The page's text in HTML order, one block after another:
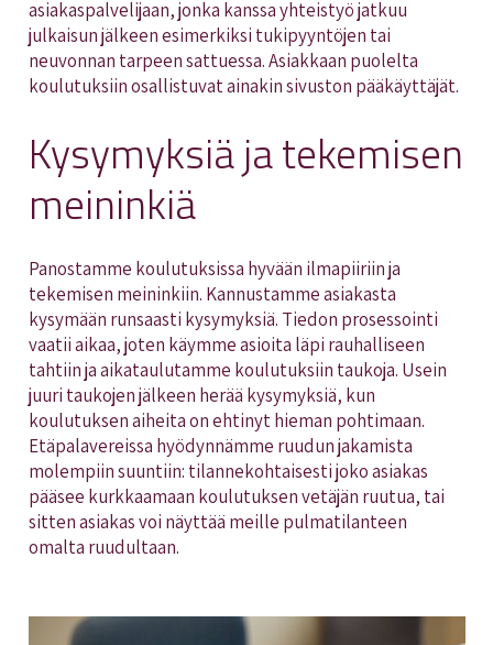
asiakaspalvelijaan, jonka kanssa yhteistyö jatkuu
julkaisun jälkeen esimerkiksi tukipyyntöjen tai
neuvonnan tarpeen sattuessa. Asiakkaan puolelta
koulutuksiin osallistuvat ainakin sivuston pääkäyttäjät.
Kysymyksiä ja tekemisen
meininkiä
Panostamme koulutuksissa hyvään ilmapiiriin ja
tekemisen meininkiin. Kannustamme asiakasta
kysymään runsaasti kysymyksiä. Tiedon prosessointi
vaatii aikaa, joten käymme asioita läpi rauhalliseen
tahtiin ja aikataulutamme koulutuksiin taukoja. Usein
juuri taukojen jälkeen herää kysymyksiä, kun
koulutuksen aiheita on ehtinyt hieman pohtimaan.
Etäpalavereissa hyödynnämme ruudun jakamista
molempiin suuntiin: tilannekohtaisesti joko asiakas
pääsee kurkkaamaan koulutuksen vetäjän ruutua, tai
sitten asiakas voi näyttää meille pulmatilanteen
omalta ruudultaan.